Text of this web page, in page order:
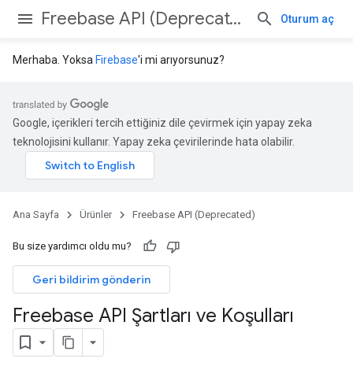
Freebase API (Deprecated) Oturum aç
Merhaba. Yoksa Firebase'i mi arıyorsunuz?
Google, içerikleri tercih ettiğiniz dile çevirmek için yapay zeka
teknolojisini kullanır. Yapay zeka çevirilerinde hata olabilir.
Ana Sayfa Ürünler Freebase API (Deprecated)
Bu size yardımcı oldu mu?
Geri bildirim gönderin
Freebase API Şartları ve Koşulları